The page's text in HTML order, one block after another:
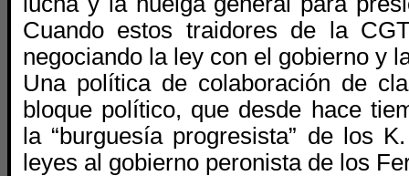
Cuando estos traidores de la
negociando la ley con el gobierno y
Una política de colaboración de
bloque político, que desde hace
la “burguesía progresista” de los
leyes al gobierno peronista de los